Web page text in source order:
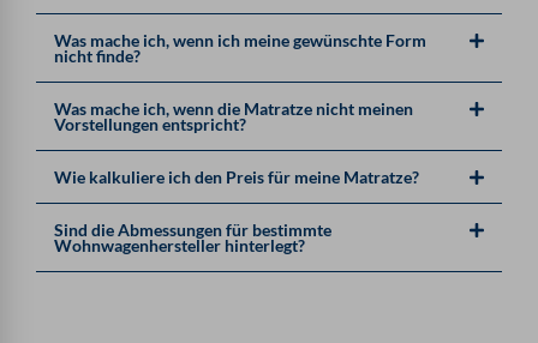
Was mache ich, wenn ich meine gewünschte Form
nicht finde?
Was mache ich, wenn die Matratze nicht meinen
Vorstellungen entspricht?
Wie kalkuliere ich den Preis für meine Matratze?
Sind die Abmessungen für bestimmte
Wohnwagenhersteller hinterlegt?